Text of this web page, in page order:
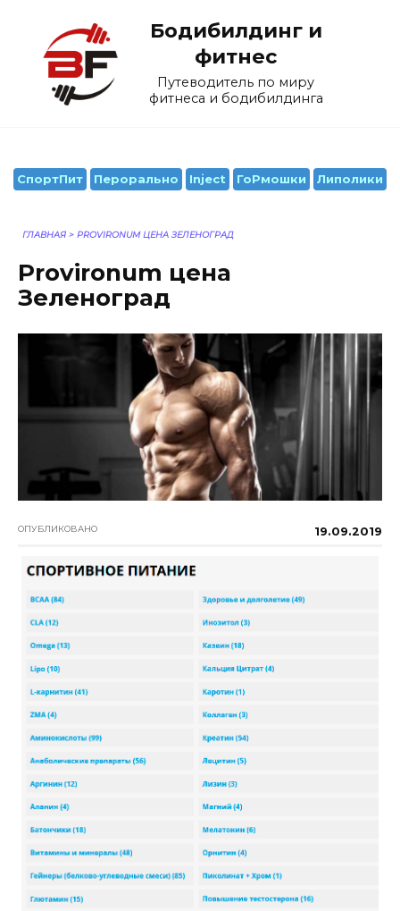
содержанию
Бодибилдинг и
фитнес
Путеводитель по миру
фитнеса и бодибилдинга
СпортПит Перорально Inject ГоРмошки Липолики
ГЛАВНАЯ > PROVIRONUM ЦЕНА ЗЕЛЕНОГРАД
Provironum цена
Зеленоград
ОПУБЛИКОВАНО 19.09.2019